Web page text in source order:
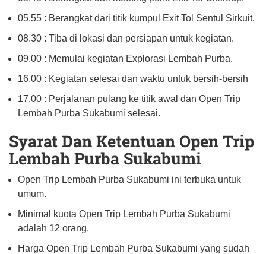
05.55 : Berangkat dari titik kumpul Exit Tol Sentul Sirkuit.
08.30 : Tiba di lokasi dan persiapan untuk kegiatan.
09.00 : Memulai kegiatan Explorasi Lembah Purba.
16.00 : Kegiatan selesai dan waktu untuk bersih-bersih
17.00 : Perjalanan pulang ke titik awal dan Open Trip
Lembah Purba Sukabumi selesai.
Syarat Dan Ketentuan Open Trip
Lembah Purba Sukabumi
Open Trip Lembah Purba Sukabumi ini terbuka untuk
umum.
Minimal kuota Open Trip Lembah Purba Sukabumi
adalah 12 orang.
Harga Open Trip Lembah Purba Sukabumi yang sudah